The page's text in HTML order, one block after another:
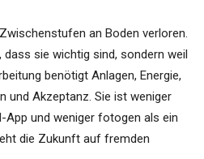
an Boden verloren.
sie wichtig sind, sondern weil
benötigt Anlagen, Energie,
und Akzeptanz. Sie ist weniger
App und weniger fotogen als ein
die Zukunft auf fremden